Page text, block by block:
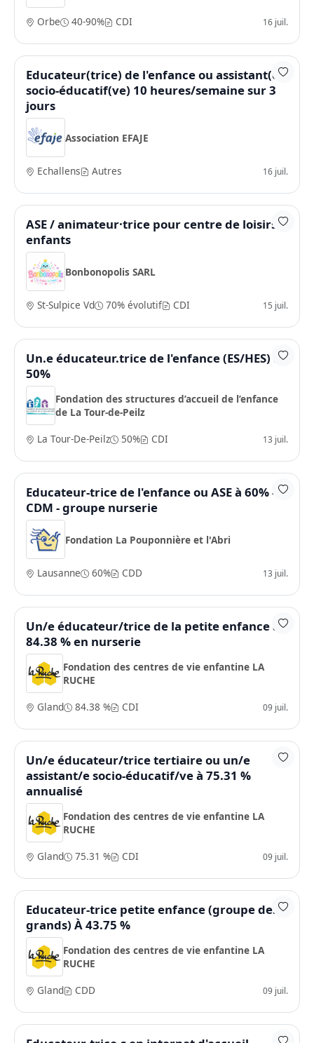
Orbe 40-90% CDI 16 juil.
Educateur(trice) de l'enfance ou assistant(e)
socio-éducatif(ve) 10 heures/semaine sur 3
jours
Association EFAJE
Echallens Autres 16 juil.
ASE / animateur·trice pour centre de loisirs
enfants
Bonbonopolis SARL
St-Sulpice Vd 70% évolutif CDI 15 juil.
Un.e éducateur.trice de l'enfance (ES/HES) à
50%
Fondation des structures d’accueil de l’enfance
de La Tour-de-Peilz
La Tour-De-Peilz
50% CDI 13 juil.
Educateur-trice de l'enfance ou ASE à 60% -
CDM - groupe nurserie
Fondation La Pouponnière et l'Abri
Lausanne 60% CDD 13 juil.
Un/e éducateur/trice de la petite enfance à
84.38 % en nurserie
Fondation des centres de vie enfantine LA
RUCHE
Gland
84.38 % CDI 09 juil.
Un/e éducateur/trice tertiaire ou un/e
assistant/e socio-éducatif/ve à 75.31 %
annualisé
Fondation des centres de vie enfantine LA
RUCHE
Gland
75.31 % CDI 09 juil.
Educateur-trice petite enfance (groupe des
grands) À 43.75 %
Fondation des centres de vie enfantine LA
RUCHE
Gland
CDD 09 juil.